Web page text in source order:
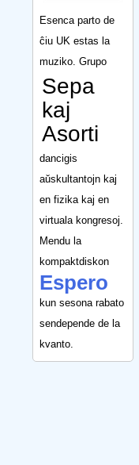
Esenca parto de
ĉiu UK estas la
muziko. Grupo
Sepa
kaj
Asorti
dancigis
aŭskultantojn kaj
en fizika kaj en
virtuala kongresoj.
Mendu la
kompaktdiskon
Espero
kun sesona rabato
sendepende de la
kvanto.